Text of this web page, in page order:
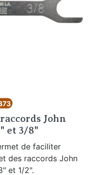
John
et 3/8"
de faciliter
des raccords John
et 1/2".